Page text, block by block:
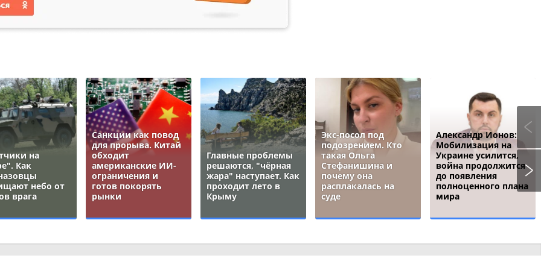
на
Как
небо от
врага
Санкции как повод
для прорыва. Китай
обходит
американские ИИ-
ограничения и
готов покорять
рынки
Главные проблемы
решаются, "чёрная
жара" наступает. Как
проходит лето в
Крыму
Экс-посол под
подозрением. Кто
такая Ольга
Стефанишина и
почему она
расплакалась на
суде
Александр Ионов:
Мобилизация на
Украине усилится,
война продолжится
до появления
полноценного плана
мира